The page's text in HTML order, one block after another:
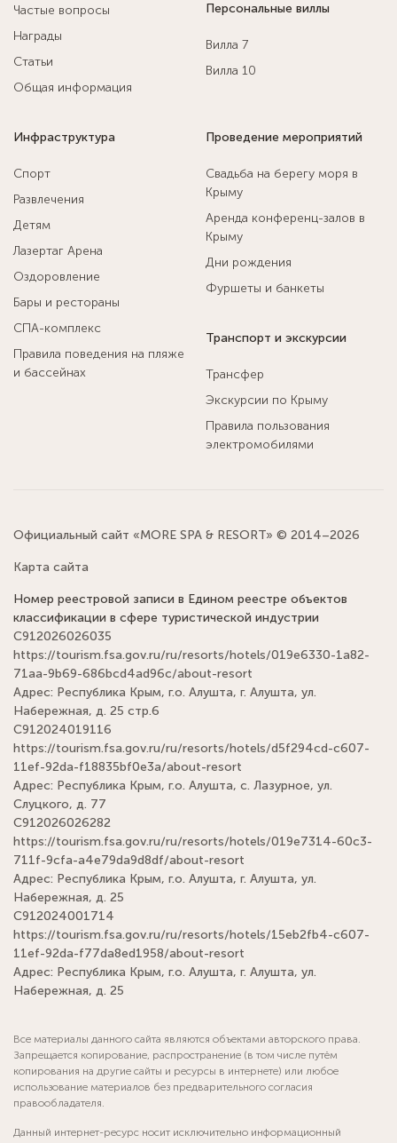
Частые вопросы
Награды
Статьи
Общая информация
Персональные виллы
Вилла 7
Вилла 10
Инфраструктура
Спорт
Развлечения
Детям
Лазертаг Арена
Оздоровление
Бары и рестораны
СПА-комплекс
Правила поведения на пляже
и бассейнах
Проведение мероприятий
Свадьба на берегу моря в
Крыму
Аренда конференц-залов в
Крыму
Дни рождения
Фуршеты и банкеты
Транспорт и экскурсии
Трансфер
Экскурсии по Крыму
Правила пользования
электромобилями
Официальный сайт «MORE SPA & RESORT» © 2014–2026
Карта сайта
Номер реестровой записи в Едином реестре объектов
классификации в сфере туристической индустрии
С912026026035
https://tourism.fsa.gov.ru/ru/resorts/hotels/019e6330-1a82-
71aa-9b69-686bcd4ad96c/about-resort
Адрес: Республика Крым, г.о. Алушта, г. Алушта, ул.
Набережная, д. 25 стр.6
С912024019116
https://tourism.fsa.gov.ru/ru/resorts/hotels/d5f294cd-c607-
11ef-92da-f18835bf0e3a/about-resort
Адрес: Республика Крым, г.о. Алушта, с. Лазурное, ул.
Слуцкого, д. 77
С912026026282
https://tourism.fsa.gov.ru/ru/resorts/hotels/019e7314-60c3-
711f-9cfa-a4e79da9d8df/about-resort
Адрес: Республика Крым, г.о. Алушта, г. Алушта, ул.
Набережная, д. 25
С912024001714
https://tourism.fsa.gov.ru/ru/resorts/hotels/15eb2fb4-c607-
11ef-92da-f77da8ed1958/about-resort
Адрес: Республика Крым, г.о. Алушта, г. Алушта, ул.
Набережная, д. 25
Все материалы данного сайта являются объектами авторского права.
Запрещается копирование, распространение (в том числе путём
копирования на другие сайты и ресурсы в интернете) или любое
использование материалов без предварительного согласия
правообладателя.
Данный интернет-ресурс носит исключительно информационный